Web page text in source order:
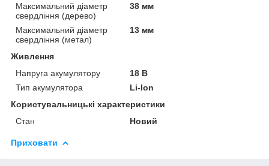
Максимальний діаметр
свердління (дерево)
38 мм
Максимальний діаметр
свердління (метал)
13 мм
Живлення
Напруга акумулятору
18 В
Тип акумулятора
Li-Ion
Користувальницькі характеристики
Стан
Новий
Приховати